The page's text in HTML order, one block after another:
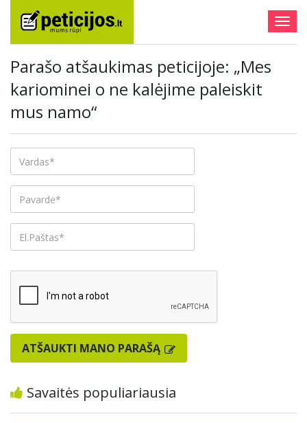
Parašo atšaukimas peticijoje: „Mes
kariominei o ne kalėjime paleiskit
mus namo“
ATŠAUKTI MANO PARAŠĄ
Savaitės populiariausia